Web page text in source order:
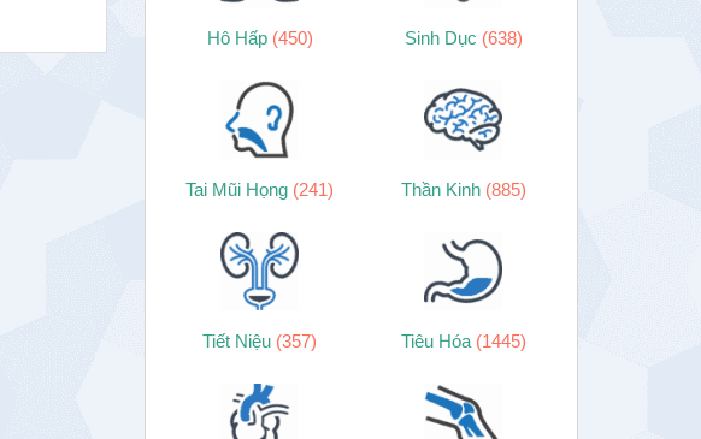
Hô Hấp (450) Sinh Dục (638)
Tai Mũi Họng (241) Thần Kinh (885)
Tiết Niệu (357) Tiêu Hóa (1445)